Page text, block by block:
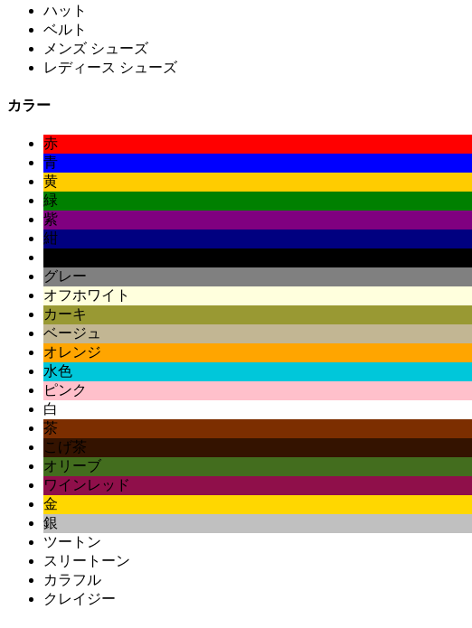
ハット
ベルト
メンズ シューズ
レディース シューズ
カラー
赤
青
黄
緑
紫
紺
グレー
オフホワイト
カーキ
ベージュ
オレンジ
水色
ピンク
白
茶
こげ茶
オリーブ
ワインレッド
金
銀
ツートン
スリートーン
カラフル
クレイジー